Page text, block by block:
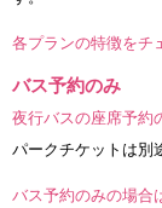
各プランの特徴をチ
バス予約のみ
夜行バスの座席予約
パークチケットは別
バス予約のみの場合